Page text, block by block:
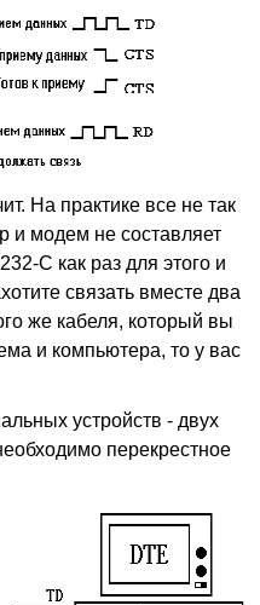
На практике все не так
и модем не составляет
C как раз для этого и
связать вместе два
же кабеля, который вы
и компьютера, то у вас
устройств - двух
перекрестное